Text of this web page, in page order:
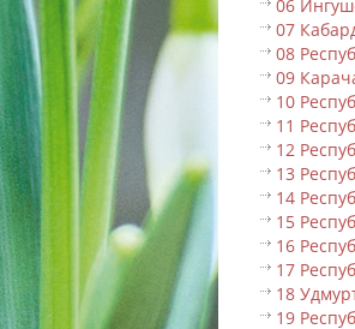
06
07
08
09
10
11
12
13
14
15
16
17
18
19